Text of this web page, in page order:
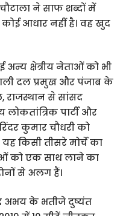
ने साफ शब्दों में
कोई आधार नहीं है। वह खुद
क्षेत्रीय नेताओं को भी
दल प्रमुख और पंजाब के
राजस्थान से सांसद
लोकतांत्रिक पार्टी और
कुमार चौधरी को
किसी तीसरे मोर्चे का
को एक साथ लाने का
से अलग हैं।
अभय के भतीजे दुष्यंत